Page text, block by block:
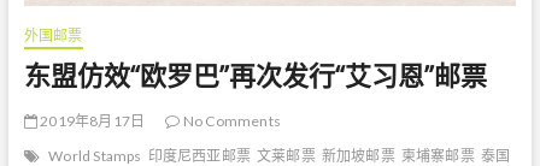
外国邮票
东盟仿效“欧罗巴”再次发行“艾习恩”邮票
2019年8月17日
No Comments
World Stamps 印度尼西亚邮票 文莱邮票 新加坡邮票 柬埔寨邮票 泰国